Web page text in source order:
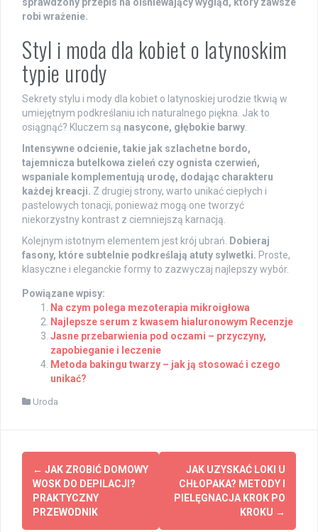
robi wrażenie.
Styl i moda dla kobiet o latynoskim
typie urody
Sekrety stylu i mody dla kobiet o latynoskiej urodzie tkwią w
umiejętnym podkreślaniu ich naturalnego piękna. Jak to
osiągnąć? Kluczem są nasycone, głębokie barwy
Intensywne odcienie, takie jak szlachetne bordo,
tajemnicza butelkowa zieleń czy ognista czerwień,
wspaniale komplementują urodę, dodając charakteru
każdej kreacji. Z drugiej strony, warto unikać ciepłych i
pastelowych tonacji, ponieważ mogą one tworzyć
niekorzystny kontrast z ciemniejszą karnacją.
Kolejnym istotnym elementem jest krój ubrań.
Dobieraj
fasony, które subtelnie podkreślają atuty sylwetki. Proste,
klasyczne i eleganckie formy to zazwyczaj najlepszy wybór.
Powiązane wpisy:
Na czym polega mezoterapia mikroigłowa
Najlepsze serum z kwasem hialuronowym Recenzje
Jasne przebarwienia pod oczami – przyczyny,
zapobieganie i leczenie
Metoda bakingu twarzy – jak ją stosować i czego
unikać?
Uroda
Post
navigation
← JAK ZROBIĆ DOMOWY
WOSK DO DEPILACJI?
PRAKTYCZNY
PRZEWODNIK
JAK UZYSKAĆ LOKI U
CHŁOPAKA? METODY I
PIELĘGNACJA KROK PO
KROKU →